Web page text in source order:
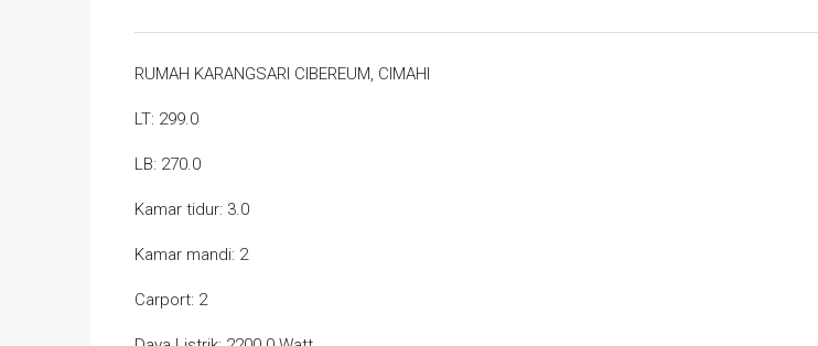
RUMAH KARANGSARI CIBEREUM, CIMAHI
LT: 299.0
LB: 270.0
Kamar tidur: 3.0
Kamar mandi: 2
Carport: 2